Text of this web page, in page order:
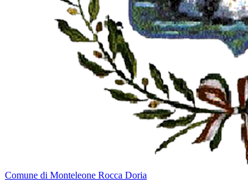
Comune di Monteleone Rocca Doria